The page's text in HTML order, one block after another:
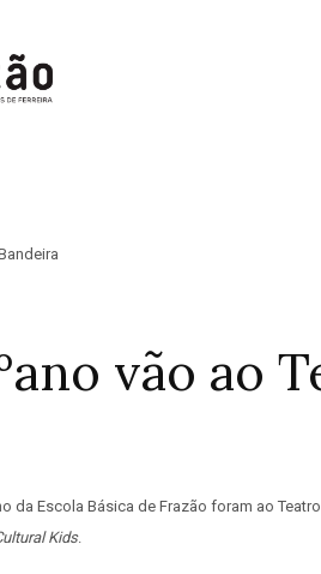
vão ao
da Escola Básica de Frazão foram ao
Kids.